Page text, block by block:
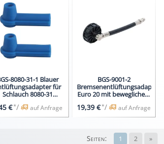
8080-31-1 Blauer
für
Schlauch 8080-31
€*/ auf Anfrage
BGS-9001-2
Bremsenentlüftungsadapter
Euro 20 mit beweglichem
19,39 €*/ auf Anfrage
1 2 »
Seiten: